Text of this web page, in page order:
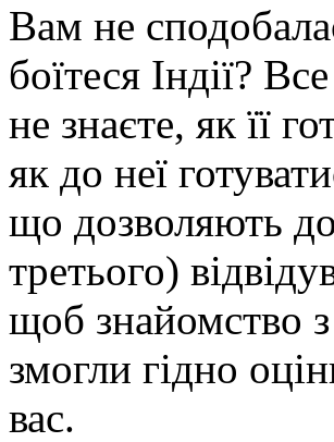
Вам не
боїтеся Індії?
не знаєте, як її
як до неї
що дозволяють
третього)
щоб знайомство
змогли гідно
вас.